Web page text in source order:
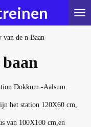
van de n Baan
Dokkum -Aalsum.
het station 120X60 cm,
van 100X100 cm,en